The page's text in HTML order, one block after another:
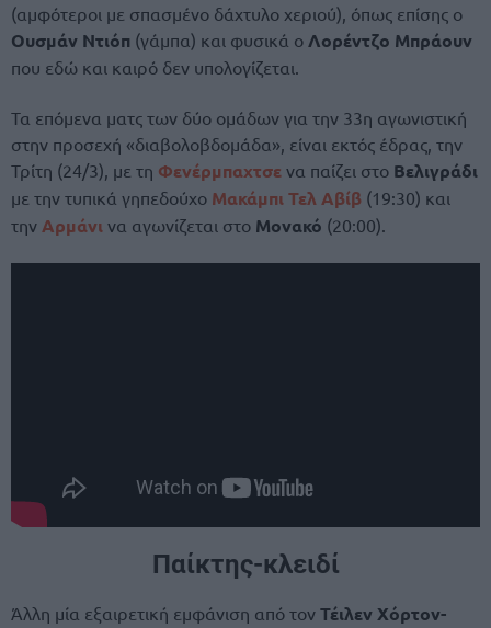
(αμφότεροι με σπασμένο δάχτυλο χεριού), όπως επίσης ο
Ουσμάν Ντιόπ (γάμπα) και φυσικά ο Λορέντζο Μπράουν
που εδώ και καιρό δεν υπολογίζεται.
Τα επόμενα ματς των δύο ομάδων για την 33η αγωνιστική
στην προσεχή «διαβολοβδομάδα», είναι εκτός έδρας, την
Τρίτη (24/3), με τη Φενέρμπαχτσε να παίζει στο Βελιγράδι
με την τυπικά γηπεδούχο Μακάμπι Τελ Αβίβ (19:30) και
την Αρμάνι να αγωνίζεται στο Μονακό (20:00).
Παίκτης-κλειδί
Άλλη μία εξαιρετική εμφάνιση από τον Τέιλεν Χόρτον-